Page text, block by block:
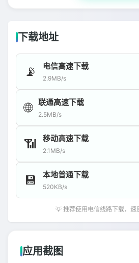
下载地址
📡 电信高速下载
2.9MB/s
🌐 联通高速下载
2.5MB/s
📶 移动高速下载
2.1MB/s
💾 本地普通下载
520KB/s
💡 推荐使用电信线路下载，速
应用截图